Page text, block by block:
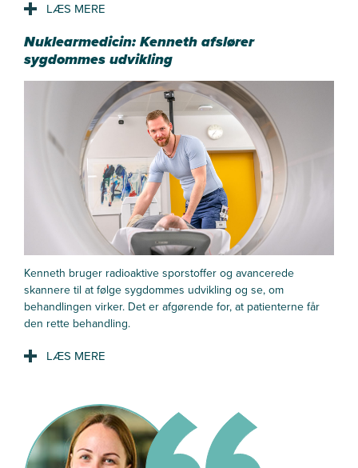
- Jeg elsker blandingen af at kunne arbejde med teknologi og
at kunne hjælpe patienterne.
- I mit job har jeg ekstra meget patientkontakt, fordi
patienterne typisk kommer til strålebehandling hver dag over
en lang periode.
- Mit arbejde er meningsfuldt og livsbekræftende. Og
patienterne er også med til at gøre, at jeg elsker mit job så
meget. For jeg har et arbejde fyldt med taknemlighed.
- Og i sidste ende kan min viden og min uddannelse være
med til at helbrede patienterne.
Nuklearmedicin: Kenneth afslører
sygdommes udvikling
Kenneth bruger radioaktive sporstoffer og avancerede
skannere til at følge sygdommes udvikling og se, om
behandlingen virker. Det er afgørende for, at patienterne får
den rette behandling.
- Nuklearmedicin er lidt som at tænde lyset i et mørkt rum.
- Inden vi skanner patienten, sprøjter vi fx radioaktivt sukker
ind i patienten.